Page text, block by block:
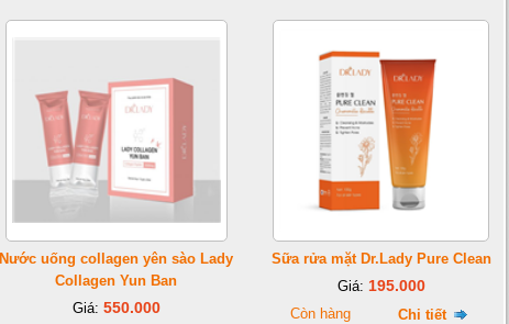
Nước uống collagen yên sào Lady
Collagen Yun Ban
Giá: 550.000
Sữa rửa mặt Dr.Lady Pure Clean
Giá: 195.000
Còn hàng Chi tiết